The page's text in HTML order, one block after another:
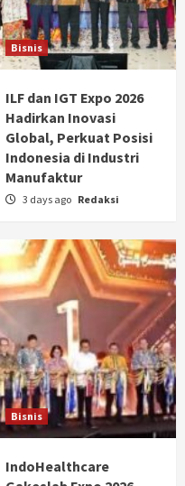
Bisnis
ILF dan IGT Expo 2026
Hadirkan Inovasi
Global, Perkuat Posisi
Indonesia di Industri
Manufaktur
3 days ago Redaksi
Bisnis
IndoHealthcare